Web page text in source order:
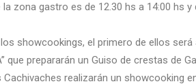
la zona gastro es de 12.30 hs a 14:00 hs y
showcookings, el primero de ellos será
que prepararán un Guiso de crestas de
Cachivaches realizarán un showcooking